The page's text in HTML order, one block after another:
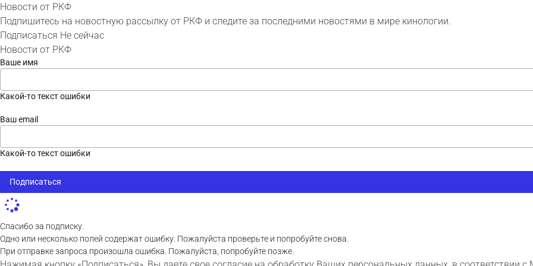
Новости от РКФ
Подпишитесь на новостную рассылку от РКФ и следите за последними новостями в мире кинологии.
Подписаться Не сейчас
Новости от РКФ
Ваше имя
Какой-то текст ошибки
Ваш email
Какой-то текст ошибки
Подписаться
Спасибо за подписку.
Одно или несколько полей содержат ошибку. Пожалуйста проверьте и попробуйте снова.
При отправке запроса произошла ошибка. Пожалуйста, попробуйте позже.